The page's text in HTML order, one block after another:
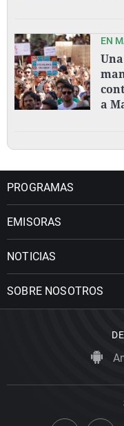
EN
a
PROGRAMAS
EMISORAS
NOTICIAS
SOBRE NOSOTROS